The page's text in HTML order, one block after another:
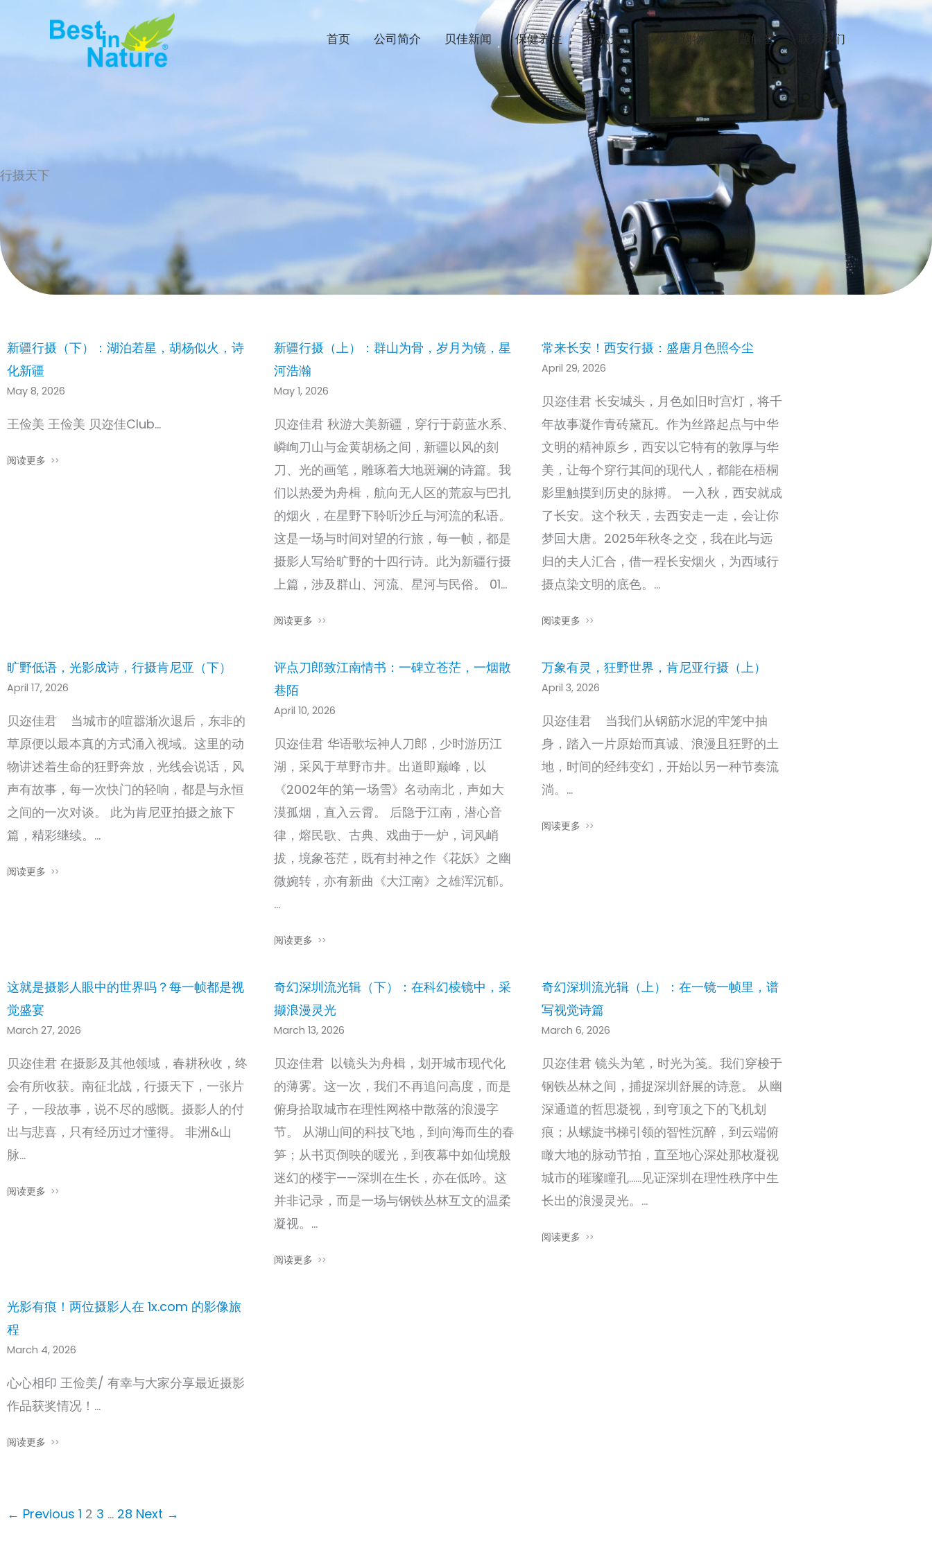
首页 公司简介 贝佳新闻 保健养生 行摄天下 网上购物 问题解答 联系我们
行摄天下
新疆行摄（下）：湖泊若星，胡杨似火，诗
化新疆
May 8, 2026
王俭美 王俭美 贝迩佳Club…
阅读更多
新疆行摄（上）：群山为骨，岁月为镜，星
河浩瀚
May 1, 2026
贝迩佳君 秋游大美新疆，穿行于蔚蓝水系、
嶙峋刀山与金黄胡杨之间，新疆以风的刻
刀、光的画笔，雕琢着大地斑斓的诗篇。我
们以热爱为舟楫，航向无人区的荒寂与巴扎
的烟火，在星野下聆听沙丘与河流的私语。
这是一场与时间对望的行旅，每一帧，都是
摄影人写给旷野的十四行诗。此为新疆行摄
上篇，涉及群山、河流、星河与民俗。 01…
阅读更多
常来长安！西安行摄：盛唐月色照今尘
April 29, 2026
贝迩佳君 长安城头，月色如旧时宫灯，将千
年故事凝作青砖黛瓦。作为丝路起点与中华
文明的精神原乡，西安以它特有的敦厚与华
美，让每个穿行其间的现代人，都能在梧桐
影里触摸到历史的脉搏。 一入秋，西安就成
了长安。这个秋天，去西安走一走，会让你
梦回大唐。2025年秋冬之交，我在此与远
归的夫人汇合，借一程长安烟火，为西域行
摄点染文明的底色。…
阅读更多
旷野低语，光影成诗，行摄肯尼亚（下）
April 17, 2026
贝迩佳君 当城市的喧嚣渐次退后，东非的
草原便以最本真的方式涌入视域。这里的动
物讲述着生命的狂野奔放，光线会说话，风
声有故事，每一次快门的轻响，都是与永恒
之间的一次对谈。 此为肯尼亚拍摄之旅下
篇，精彩继续。…
阅读更多
评点刀郎致江南情书：一碑立苍茫，一烟散
巷陌
April 10, 2026
贝迩佳君 华语歌坛神人刀郎，少时游历江
湖，采风于草野市井。出道即巅峰，以
《2002年的第一场雪》名动南北，声如大
漠孤烟，直入云霄。 后隐于江南，潜心音
律，熔民歌、古典、戏曲于一炉，词风峭
拔，境象苍茫，既有封神之作《花妖》之幽
微婉转，亦有新曲《大江南》之雄浑沉郁。
…
阅读更多
万象有灵，狂野世界，肯尼亚行摄（上）
April 3, 2026
贝迩佳君 当我们从钢筋水泥的牢笼中抽
身，踏入一片原始而真诚、浪漫且狂野的土
地，时间的经纬变幻，开始以另一种节奏流
淌。…
阅读更多
这就是摄影人眼中的世界吗？每一帧都是视
觉盛宴
March 27, 2026
贝迩佳君 在摄影及其他领域，春耕秋收，终
会有所收获。南征北战，行摄天下，一张片
子，一段故事，说不尽的感慨。摄影人的付
出与悲喜，只有经历过才懂得。 非洲&山
脉…
阅读更多
奇幻深圳流光辑（下）：在科幻棱镜中，采
撷浪漫灵光
March 13, 2026
贝迩佳君 以镜头为舟楫，划开城市现代化
的薄雾。这一次，我们不再追问高度，而是
俯身拾取城市在理性网格中散落的浪漫字
节。 从湖山间的科技飞地，到向海而生的春
笋；从书页倒映的暖光，到夜幕中如仙境般
迷幻的楼宇——深圳在生长，亦在低吟。这
并非记录，而是一场与钢铁丛林互文的温柔
凝视。…
阅读更多
奇幻深圳流光辑（上）：在一镜一帧里，谱
写视觉诗篇
March 6, 2026
贝迩佳君 镜头为笔，时光为笺。我们穿梭于
钢铁丛林之间，捕捉深圳舒展的诗意。 从幽
深通道的哲思凝视，到穹顶之下的飞机划
痕；从螺旋书梯引领的智性沉醉，到云端俯
瞰大地的脉动节拍，直至地心深处那枚凝视
城市的璀璨瞳孔……见证深圳在理性秩序中生
长出的浪漫灵光。…
阅读更多
光影有痕！两位摄影人在 1x.com 的影像旅
程
March 4, 2026
心心相印 王俭美/ 有幸与大家分享最近摄影
作品获奖情况！…
阅读更多
← Previous 1 2 3 … 28 Next →